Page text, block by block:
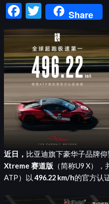
F
ac
e
b
o
o
k
T
w
itt
er
Share
近日， 比亚迪旗下豪华子品牌
Xtreme 赛道版 （简称U9 X）
ATP）以 496.22 km/h的官方认